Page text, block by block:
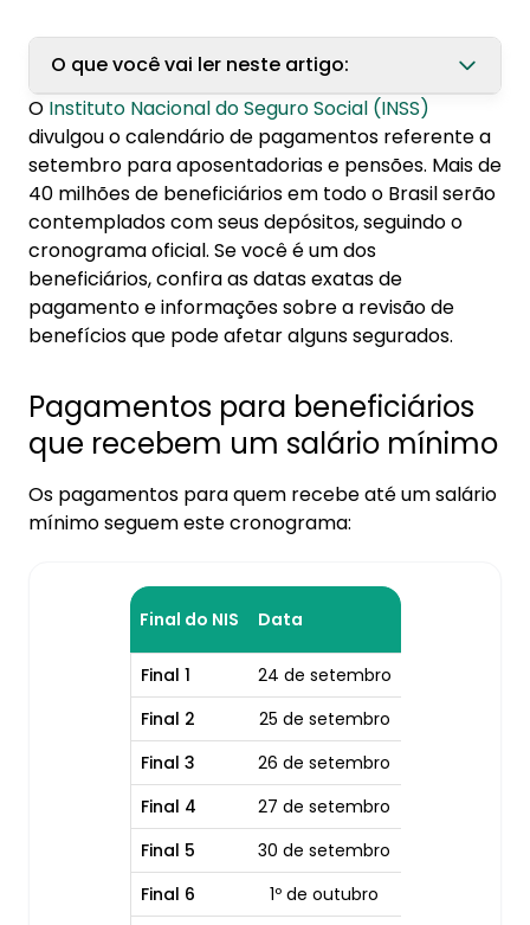
O que você vai ler neste artigo:
1. Pagamentos para beneficiários que
recebem um salário mínimo
2. Pagamentos para beneficiários que
recebem acima do salário mínimo
3. Como consultar a data de meu
pagamento?
O Instituto Nacional do Seguro Social (INSS)
divulgou o calendário de pagamentos referente a
setembro para aposentadorias e pensões. Mais de
40 milhões de beneficiários em todo o Brasil serão
contemplados com seus depósitos, seguindo o
cronograma oficial. Se você é um dos
beneficiários, confira as datas exatas de
pagamento e informações sobre a revisão de
benefícios que pode afetar alguns segurados.
Pagamentos para beneficiários
que recebem um salário mínimo
Os pagamentos para quem recebe até um salário
mínimo seguem este cronograma:
Final do NIS Data
Final 1
24 de setembro
Final 2
25 de setembro
Final 3
26 de setembro
Final 4
27 de setembro
Final 5
30 de setembro
Final 6
1º de outubro